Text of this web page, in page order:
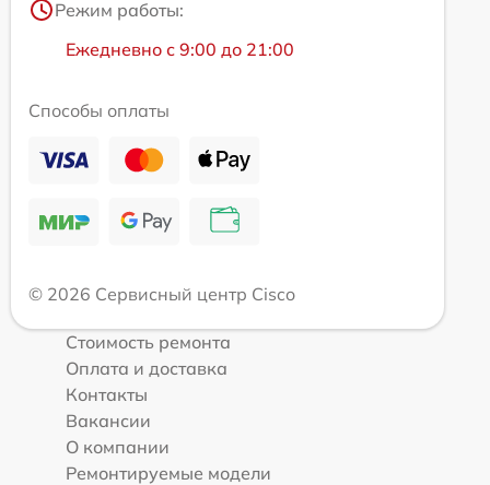
Режим работы:
Ежедневно с 9:00 до 21:00
Способы оплаты
© 2026 Сервисный центр Cisco
Стоимость ремонта
Оплата и доставка
Контакты
Вакансии
О компании
Ремонтируемые модели